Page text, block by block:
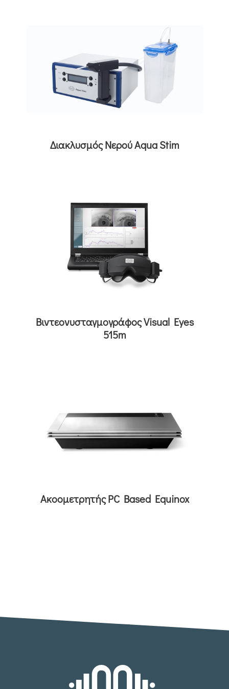
Διακλυσμός Νερού Aqua Stim
Βιντεονυσταγμογράφος Visual Eyes
515m
Ακοομετρητής PC Based Equinox